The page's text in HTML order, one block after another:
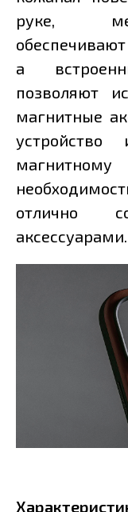
руке,
а
позволяют
магнитные
отлично
аксессуарами.